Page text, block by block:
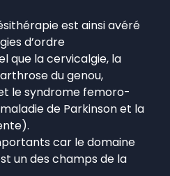
est ainsi avéré
d’ordre
que la cervicalgie, la
du genou,
le syndrome femoro-
de Parkinson et la
car le domaine
un des champs de la